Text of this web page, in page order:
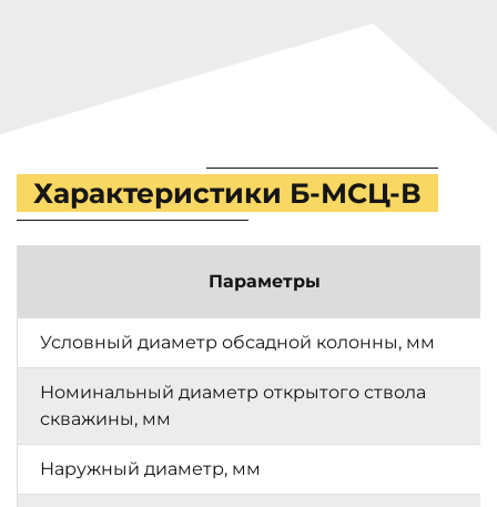
Характеристики Б-МСЦ-В
Параметры
Условный диаметр обсадной колонны, мм
Номинальный диаметр открытого ствола
скважины, мм
Наружный диаметр, мм